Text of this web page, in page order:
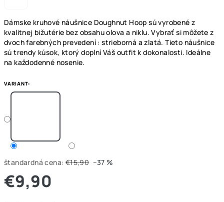
Dámske kruhové náušnice Doughnut Hoop sú vyrobené z
kvalitnej bižutérie bez obsahu olova a niklu. Vybrať si môžete z
dvoch farebných prevedení : strieborná a zlatá. Tieto náušnice
sú trendy kúsok, ktorý doplní Váš outfit k dokonalosti. Ideálne
na každodenné nosenie.
VARIANT:
štandardná cena: €15,90 –37 %
€9,90